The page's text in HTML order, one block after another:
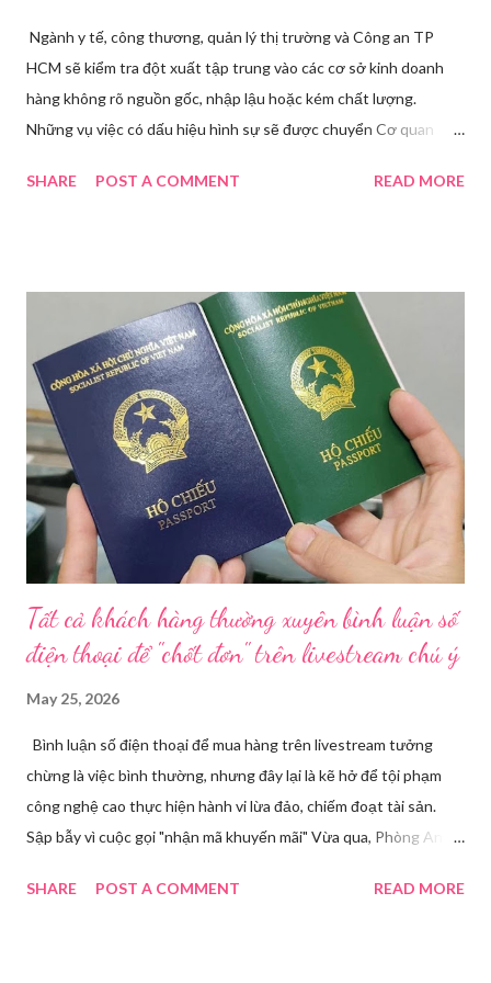
Ngành y tế, công thương, quản lý thị trường và Công an TP
HCM sẽ kiểm tra đột xuất tập trung vào các cơ sở kinh doanh
hàng không rõ nguồn gốc, nhập lậu hoặc kém chất lượng.
Những vụ việc có dấu hiệu hình sự sẽ được chuyển Cơ quan
Hoài Nam đã ký ban hành Kế hoạch số 4316/KH-SYT về việc
trạng kinh doanh mỹ phẩm thật - giả lẫn lộn. Để chấn chỉnh, Sở Y
tế TP HCM sẽ phối hợp với các sở, ngành và chính quyền địa
phương tăng cường kiểm tra, giám sát. Đợt này, Phòng Nghiệp
vụ Dược sẽ tham mưu Giám đốc Sở Y tế thành lập Tổ công tác
về mỹ phẩm. Cơ quan Cảnh sát điều tra Công an TP HCM vừa
triệt phá đường dây sản xuất, buôn bán mỹ phẩm giả quy mô
lớn, hoạt động tinh vi ngay giữa khu dân cư ở phường Tân Tạo.
Bên cạnh đó, Sở Y tế sẽ công khai danh ...
SHARE POST A COMMENT READ MORE
Tất cả khách hàng thường xuyên bình luận số
điện thoại để "chốt đơn" trên livestream chú ý
May 25, 2026
Bình luận số điện thoại để mua hàng trên livestream tưởng
chừng là việc bình thường, nhưng đây lại là kẽ hở để tội phạm
công nghệ cao thực hiện hành vi lừa đảo, chiếm đoạt tài sản.
Sập bẫy vì cuộc gọi "nhận mã khuyến mãi" Vừa qua, Phòng An
Công an tỉnh Bắc Ninh đã tiếp nhận đơn trình báo của chị
SHARE POST A COMMENT READ MORE